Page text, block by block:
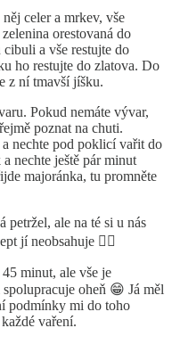
celer a mrkev, vše
orestovaná do
a vše restujte do
ho restujte do zlatova. Do
z ní tmavší jíšku.
Pokud nemáte vývar,
poznat na chuti.
nechte pod poklicí vařit do
nechte ještě pár minut
majoránka, tu promněte
petržel, ale na té si u nás
jí neobsahuje 🤷‍♂️
minut, ale vše je
oheň 😁 Já měl
podmínky mi do toho
vaření.